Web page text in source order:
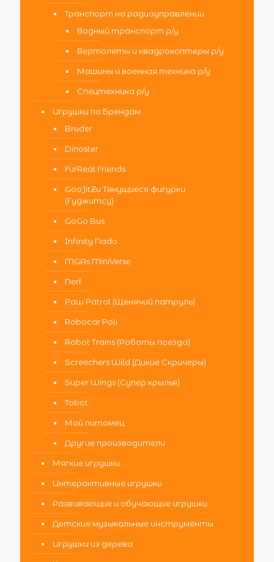
Транспорт на радиоуправлении
Водный транспорт р/у
Вертолеты и квадрокоптеры р/у
Машины и военная техника р/у
Спецтехника р/у
Игрушки по Брендам
Bruder
Dinoster
FurReal Friends
GooJitZu Тянущиеся фигурки
(Гуджитсу)
GoGo Bus
Infinity Nado
MGAs MiniVerse
Nerf
Paw Patrol (Щенячий патруль)
Robocar Poli
Robot Trains (Роботы поезда)
Screechers Wild (Дикие Скричеры)
Super Wings (Супер крылья)
Tobot
Мой питомец
Другие производители
Мягкие игрушки
Интерактивные игрушки
Развивающие и обучающие игрушки
Детские музыкальные инструменты
Игрушки из дерева